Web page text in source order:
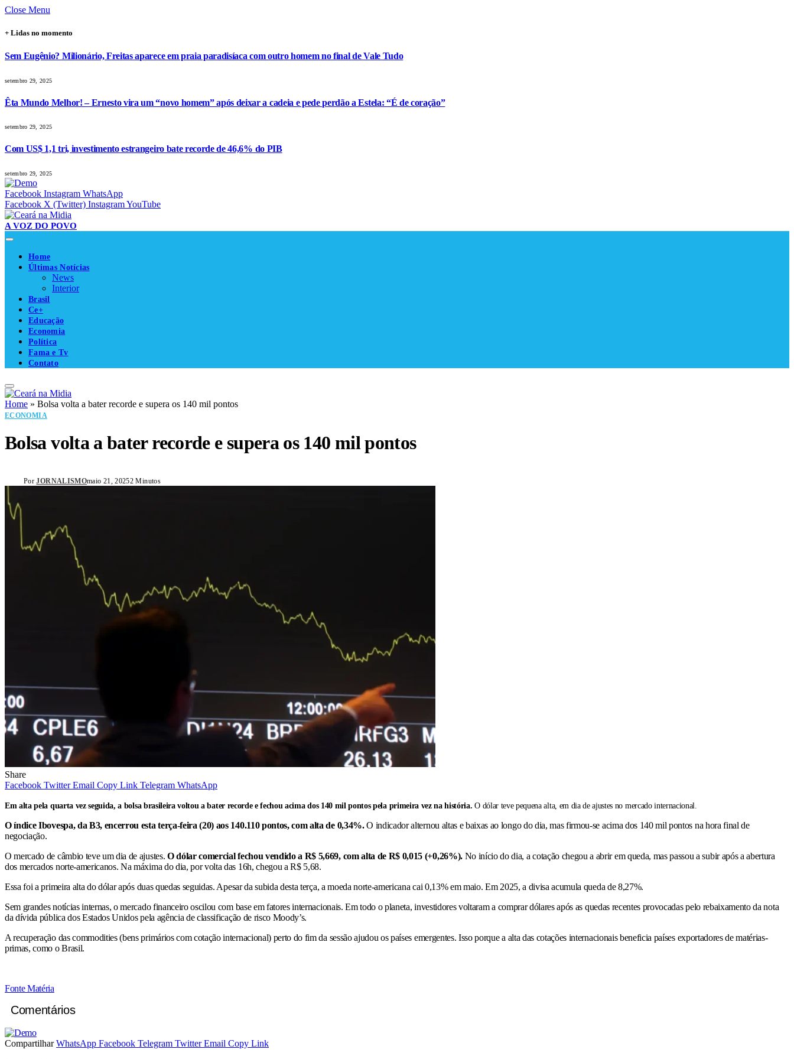
Close Menu
+ Lidas no momento
Sem Eugênio? Milionário, Freitas aparece em praia paradisíaca com outro homem no final de Vale Tudo
setembro 29, 2025
Êta Mundo Melhor! – Ernesto vira um “novo homem” após deixar a cadeia e pede perdão a Estela: “É de coração”
setembro 29, 2025
Com US$ 1,1 tri, investimento estrangeiro bate recorde de 46,6% do PIB
setembro 29, 2025
Facebook Instagram WhatsApp
Facebook X (Twitter) InstagramYouTube
A VOZ DO POVO
Home
Últimas Notícias
News
Interior
Brasil
Ce+
Educação
Economia
Política
Fama e Tv
Contato
Home » Bolsa volta a bater recorde e supera os 140 mil pontos
ECONOMIA
Bolsa volta a bater recorde e supera os 140 mil pontos
Por JORNALISMOmaio 21, 20252 Minutos
Share
Facebook Twitter Email Copy Link Telegram WhatsApp
Em alta pela quarta vez seguida, a bolsa brasileira voltou a bater recorde e fechou acima dos 140 mil pontos pela primeira vez na história. O dólar teve pequena alta, em dia de ajustes no mercado internacional.
O índice Ibovespa, da B3, encerrou esta terça-feira (20) aos 140.110 pontos, com alta de 0,34%.O indicador alternou altas e baixas ao longo do dia, mas firmou-se acima dos 140 mil pontos na hora final de
negociação.
O mercado de câmbio teve um dia de ajustes. O dólar comercial fechou vendido a R$ 5,669, com alta de R$ 0,015 (+0,26%). No início do dia, a cotação chegou a abrir em queda, mas passou a subir após a abertura
dos mercados norte-americanos. Na máxima do dia, por volta das 16h, chegou a R$ 5,68.
Essa foi a primeira alta do dólar após duas quedas seguidas. Apesar da subida desta terça, a moeda norte-americana cai 0,13% em maio. Em 2025, a divisa acumula queda de 8,27%.
Sem grandes notícias internas, o mercado financeiro oscilou com base em fatores internacionais. Em todo o planeta, investidores voltaram a comprar dólares após as quedas recentes provocadas pelo rebaixamento da nota
da dívida pública dos Estados Unidos pela agência de classificação de risco Moody’s.
A recuperação das commodities (bens primários com cotação internacional) perto do fim da sessão ajudou os países emergentes. Isso porque a alta das cotações internacionais beneficia países exportadores de matérias-
primas, como o Brasil.
Fonte Matéria
Comentários
Compartilhar WhatsApp Facebook Telegram Twitter Email Copy Link